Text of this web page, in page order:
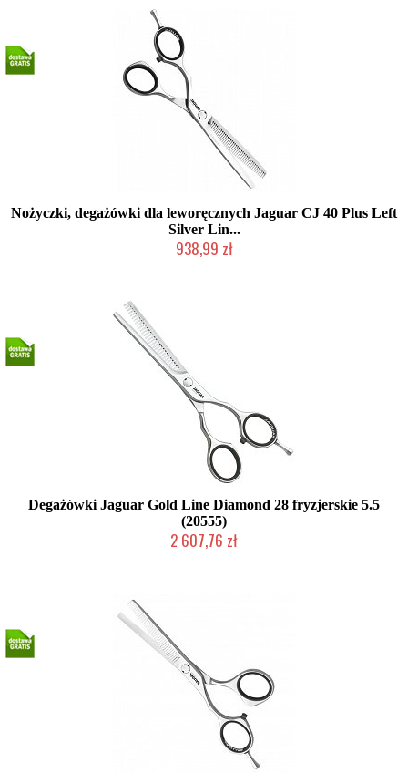
Nożyczki, degażówki dla leworęcznych Jaguar CJ 40 Plus Left
Silver Lin...
938,99 zł
Degażówki Jaguar Gold Line Diamond 28 fryzjerskie 5.5
(20555)
2 607,76 zł